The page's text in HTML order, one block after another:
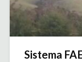
Sistema